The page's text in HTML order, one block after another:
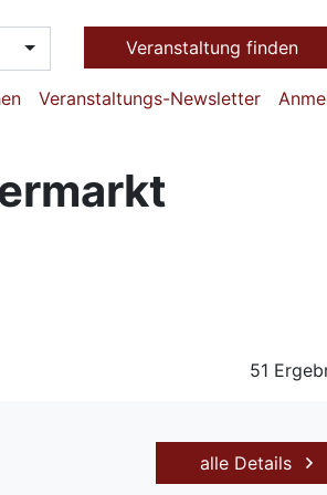
Veranstaltung finden
Veranstaltungs-Newsletter
51
alle Details